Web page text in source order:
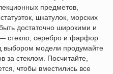
предметов,
шкатулок, морских
достаточно широкими и
стекло, серебро и фарфор
выбором модели продумайте
за стеклом. Посчитайте,
чтобы вместились все